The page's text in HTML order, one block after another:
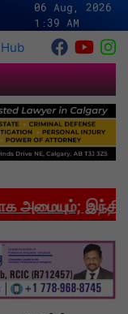
06 Aug, 2026
1:39 AM